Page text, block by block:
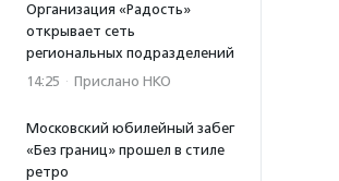
Организация «Радость»
открывает сеть
региональных подразделений
14:25 · Прислано НКО
Московский юбилейный забег
«Без границ» прошел в стиле
ретро